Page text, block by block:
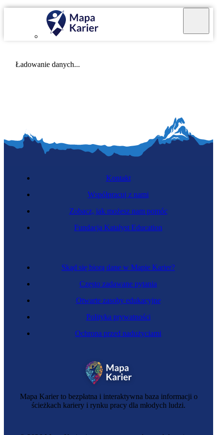
Ładowanie danych...
Mapa Karier to bezpłatna i interaktywna baza informacji o
ścieżkach kariery i rynku pracy dla młodych ludzi.
Skąd się biorą dane w Mapie Karier?
Często zadawane pytania
Otwarte zasoby edukacyjne
Polityka prywatności
Ochrona przed nadużyciami
Kontakt
Współpracuj z nami
Zobacz, jak możesz nam pomóc
Fundacja Katalyst Education